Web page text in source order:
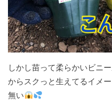
しかし苗って柔らかいビニ
からスクっと生えてるイメ
無い